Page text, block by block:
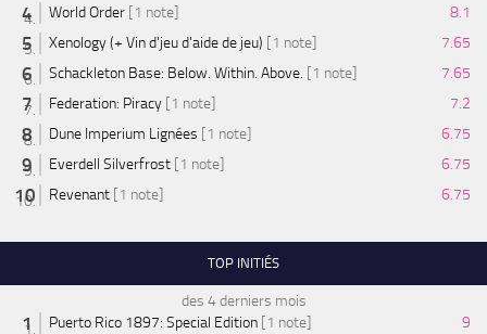
World Order [1 note]
8.1
Xenology (+ Vin d'jeu d'aide de jeu) [1 note]
7.65
Schackleton Base: Below. Within. Above. [1 note]
7.65
Federation: Piracy [1 note]
7.2
Dune Imperium Lignées [1 note]
6.75
Everdell Silverfrost [1 note]
6.75
Revenant [1 note] 6.75
TOP INITIÉS
des 4 derniers mois
Puerto Rico 1897: Special Edition [1 note]
9